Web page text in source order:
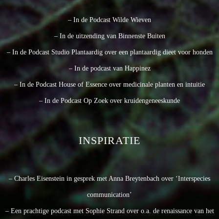
– In de Podcast Wilde Wieven
– In de uitzending van Binnenste Buiten
– In de Podcast Studio Plantaardig over een plantaardig dieet voor honden
– In de podcast van Happinez
– In de Podcast House of Essence over medicinale planten en intuitie
– In de Podcast Op Zoek over kruidengeneeskunde
INSPIRATIE
– Charles Eisenstein in gesprek met Anna Breytenbach over ‘Interspecies
communication’
– Een prachtige podcast met Sophie Strand over o.a. de renaissance van het